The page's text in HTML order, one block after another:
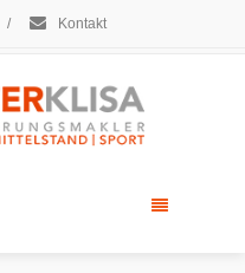
/ Kontakt